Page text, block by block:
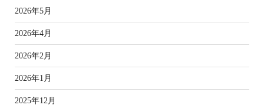
2026年5月
2026年4月
2026年2月
2026年1月
2025年12月